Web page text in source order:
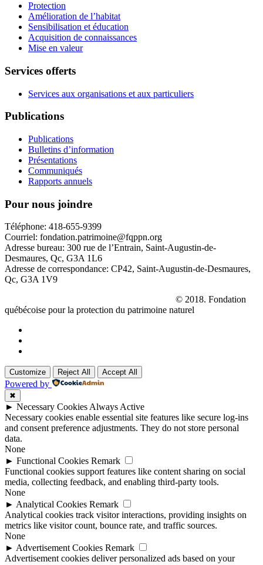
Protection
Amélioration de l’habitat
Sensibilisation et éducation
Acquisition de connaissances
Mise en valeur
Services offerts
Services aux organisations et aux particuliers
Publications
Publications
Bulletins d’information
Présentations
Communiqués
Rapports annuels
Pour nous joindre
Téléphone: 418-655-9399
Courriel: fondation.patrimoine@fqppn.org
Adresse bureau: 300 rue de l’Entrain, Saint-Augustin-de-
Desmaures, Qc, G3A 1L6
Adresse de correspondance: CP42, Saint-Augustin-de-Desmaures,
Qc, G3A 1V9
© 2018. Fondation
québécoise pour la protection du patrimoine naturel
Customize Reject All Accept All
Powered by
✖
► Necessary CookiesAlways Active
Necessary cookies enable essential site features like secure log-ins
and consent preference adjustments. They do not store personal
data.
None
► Functional Cookies Remark
Functional cookies support features like content sharing on social
media, collecting feedback, and enabling third-party tools.
None
► Analytical Cookies Remark
Analytical cookies track visitor interactions, providing insights on
metrics like visitor count, bounce rate, and traffic sources.
None
► Advertisement Cookies Remark
Advertisement cookies deliver personalized ads based on your